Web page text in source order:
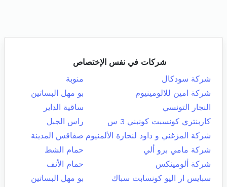
شركات في نفس الإختصاص
شركة سودكال
منوبة
شركة امين للالومينيوم
بو مهل البساتين
النجار التونسي
ساقية الداير
كاربنتري كونسبت كونبني 3 س
راس الجبل
شركة المزغني و داود لنجارة الألمنيوم صفاقس المدينة
شركة مامي برو ألي
حمام الشط
شركة ألومينكس
حمام الأنف
سبايس ار اليو كونسابت سباك
بو مهل البساتين